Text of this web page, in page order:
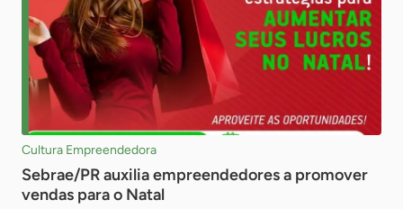
Cultura Empreendedora
Sebrae/PR auxilia empreendedores a promover
vendas para o Natal